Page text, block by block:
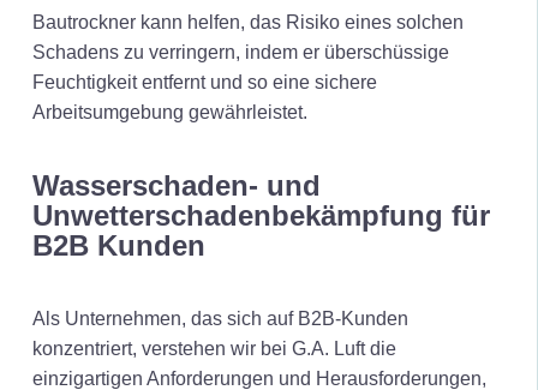
Bautrockner kann helfen, das Risiko eines solchen
Schadens zu verringern, indem er überschüssige
Feuchtigkeit entfernt und so eine sichere
Arbeitsumgebung gewährleistet.
Wasserschaden- und
Unwetterschadenbekämpfung für
B2B Kunden
Als Unternehmen, das sich auf B2B-Kunden
konzentriert, verstehen wir bei G.A. Luft die
einzigartigen Anforderungen und Herausforderungen,